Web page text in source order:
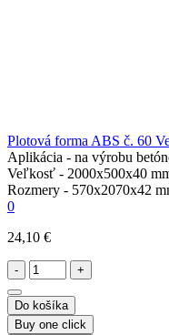
Plotová forma ABS č. 60
Aplikácia - na výrobu
Veľkosť - 2000х500х40
Rozmery - 570х2070х42
0
24,10 €
- +
Do košíka
Buy one click